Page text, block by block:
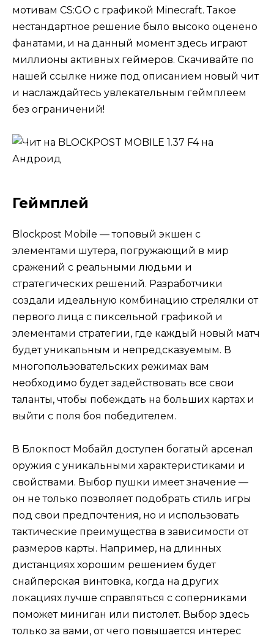
мотивам CS:GO с графикой Minecraft. Такое
нестандартное решение было высоко оценено
фанатами, и на данный момент здесь играют
миллионы активных геймеров. Скачивайте по
нашей ссылке ниже под описанием новый чит
и наслаждайтесь увлекательным геймплеем
без ограничений!
Геймплей
Blockpost Mobile — топовый экшен с
элементами шутера, погружающий в мир
сражений с реальными людьми и
стратегических решений. Разработчики
создали идеальную комбинацию стрелялки от
первого лица с пиксельной графикой и
элементами стратегии, где каждый новый матч
будет уникальным и непредсказуемым. В
многопользовательских режимах вам
необходимо будет задействовать все свои
таланты, чтобы побеждать на больших картах и
выйти с поля боя победителем.
В Блокпост Мобайл доступен богатый арсенал
оружия с уникальными характеристиками и
свойствами. Выбор пушки имеет значение —
он не только позволяет подобрать стиль игры
под свои предпочтения, но и использовать
тактические преимущества в зависимости от
размеров карты. Например, на длинных
дистанциях хорошим решением будет
снайперская винтовка, когда на других
локациях лучше справляться с соперниками
поможет миниган или пистолет. Выбор здесь
только за вами, от чего повышается интерес